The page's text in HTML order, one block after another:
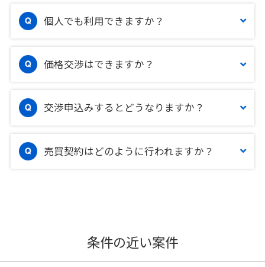
個人でも利用できますか？
価格交渉はできますか？
交渉申込みするとどうなりますか？
売買契約はどのように行われますか？
条件の近い案件